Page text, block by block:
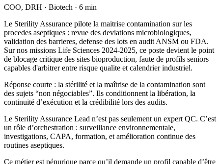
COO, DRH · Biotech · 6 min
Le Sterility Assurance pilote la maitrise contamination sur les
procedes aseptiques : revue des deviations microbiologiques,
validation des barrieres, defense des lots en audit ANSM ou FDA.
Sur nos missions Life Sciences 2024-2025, ce poste devient le point
de blocage critique des sites bioproduction, faute de profils seniors
capables d'arbitrer entre risque qualite et calendrier industriel.
Réponse courte : la stérilité et la maîtrise de la contamination sont
des sujets “non négociables”. Ils conditionnent la libération, la
continuité d’exécution et la crédibilité lors des audits.
Le Sterility Assurance Lead n’est pas seulement un expert QC. C’est
un rôle d’orchestration : surveillance environnementale,
investigations, CAPA, formation, et amélioration continue des
routines aseptiques.
Ce métier est pénurique parce qu’il demande un profil capable d’être